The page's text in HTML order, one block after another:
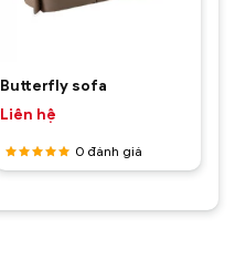
Butterfly sofa
Liên hệ
Được
55 sao
0 đánh giá